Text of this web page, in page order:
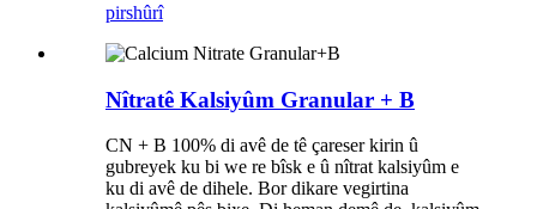
pirshûrî
Nîtratê Kalsiyûm Granular + B
CN + B 100% di avê de tê çareser kirin û
gubreyek ku bi we re bîsk e û nîtrat kalsiyûm e
ku di avê de dihele. Bor dikare vegirtina